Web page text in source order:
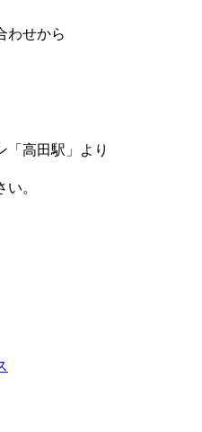
わせから
「高田駅」より
。